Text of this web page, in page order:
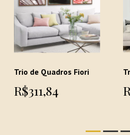
Trio de Quadros Fiori
R$311,84